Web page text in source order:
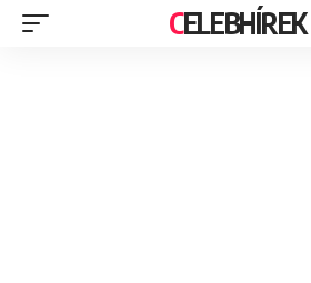
CELEBHÍREK